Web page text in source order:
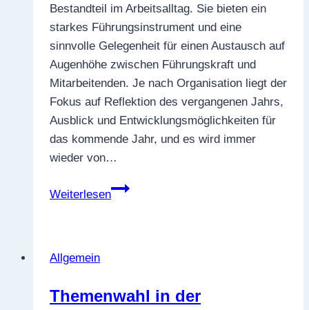
Schriftstücken
in
der
Mediation
Bestandteil im Arbeitsalltag. Sie bieten ein
starkes Führungsinstrument und eine
sinnvolle Gelegenheit für einen Austausch auf
Augenhöhe zwischen Führungskraft und
Mitarbeitenden. Je nach Organisation liegt der
Fokus auf Reflektion des vergangenen Jahrs,
Ausblick und Entwicklungsmöglichkeiten für
das kommende Jahr, und es wird immer
wieder von…
Weiterlesen
Konfliktfalle
Allgemein
Themenwahl in der